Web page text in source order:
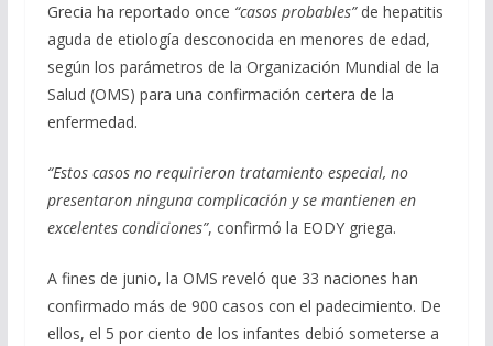
Grecia ha reportado once “casos probables”de hepatitis
aguda de etiología desconocida en menores de edad,
según los parámetros de la Organización Mundial de la
Salud (OMS) para una confirmación certera de la
enfermedad.
“Estos casos no requirieron tratamiento especial, no
presentaron ninguna complicación y se mantienen en
excelentes condiciones”, confirmó la EODY griega.
A fines de junio, la OMS reveló que 33 naciones han
confirmado más de 900 casos con el padecimiento. De
ellos, el 5 por ciento de los infantes debió someterse a